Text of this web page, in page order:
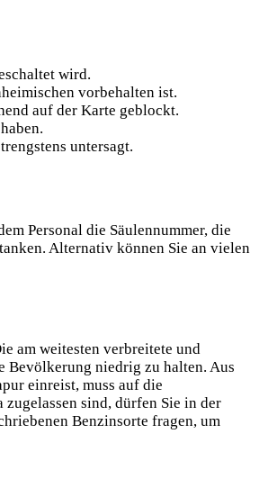
wird.
vorbehalten ist.
auf der Karte geblockt.
untersagt.
Personal die Säulennummer, die
Alternativ können Sie an vielen
am weitesten verbreitete und
Bevölkerung niedrig zu halten. Aus
einreist, muss auf die
sind, dürfen Sie in der
Benzinsorte fragen, um